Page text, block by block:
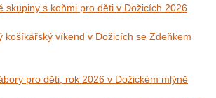
skupiny s koňmi pro děti v Dožicích 2026
košíkářský víkend v Dožicích se Zdeňkem
pro děti, rok 2026 v Dožickém mlýně